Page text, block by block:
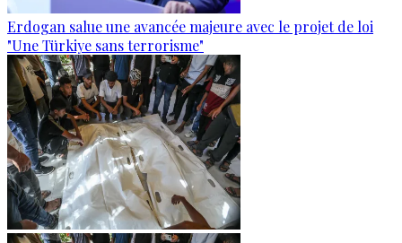
Erdogan salue une avancée majeure avec le projet de loi
"Une Türkiye sans terrorisme"